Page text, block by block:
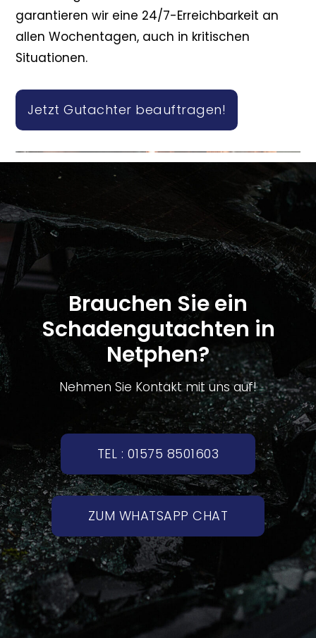
garantieren wir eine 24/7-Erreichbarkeit an
allen Wochentagen, auch in kritischen
Situationen.
Jetzt Gutachter beauftragen!
Brauchen Sie ein
Schadengutachten in
Netphen?
Nehmen Sie Kontakt mit uns auf!
TEL : 01575 8501603
ZUM WHATSAPP CHAT